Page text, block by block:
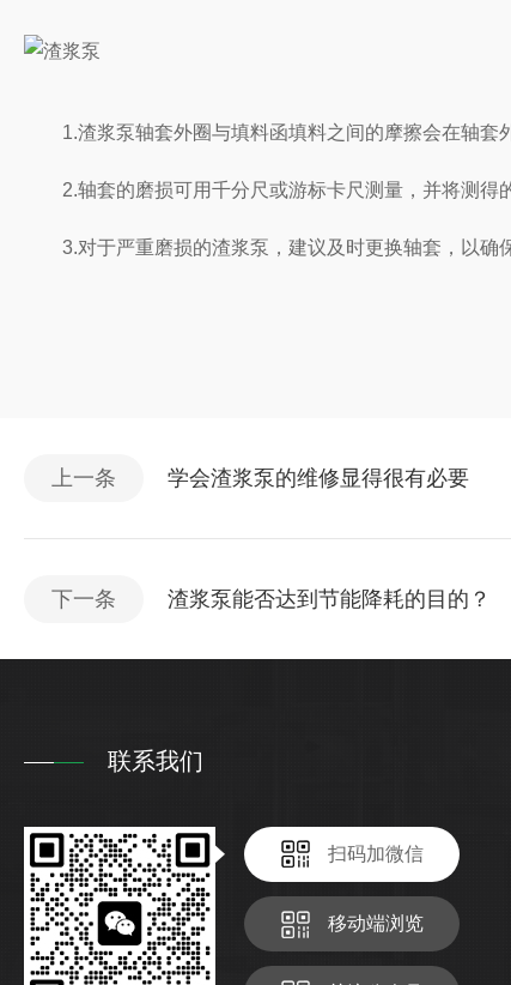
1.渣浆泵轴套外圈与填料函填料之间的摩擦会在轴套外
2.轴套的磨损可用千分尺或游标卡尺测量，并将测得的
3.对于严重磨损的渣浆泵，建议及时更换轴套，以确保
上一条 学会渣浆泵的维修显得很有必要
下一条 渣浆泵能否达到节能降耗的目的？
联系我们
扫码加微信
移动端浏览